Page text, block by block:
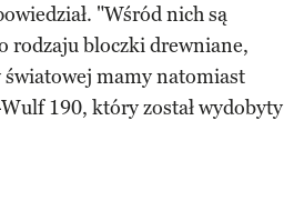
"Wśród nich są
rodzaju bloczki drewniane,
mamy natomiast
190, który został wydobyty